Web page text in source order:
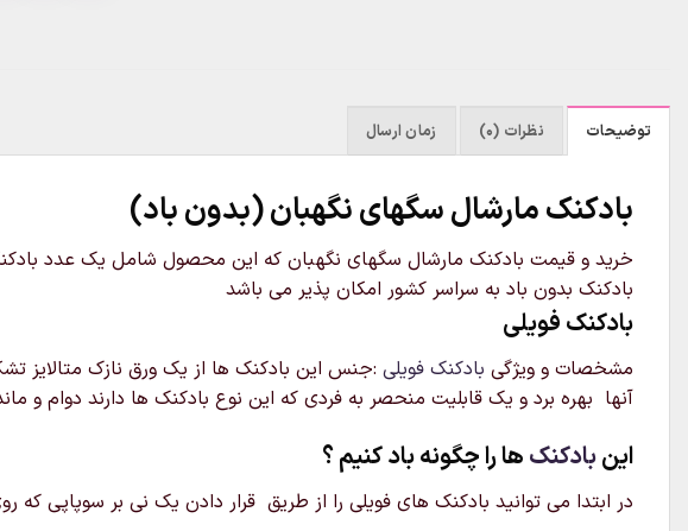
توضیحات نظرات (0) زمان ارسال
بادکنک مارشال سگهای نگهبان (بدون باد)
بادکنک بدون باد به سراسر کشور امکان پذیر می باشد
بادکنک فویلی
مشخصات و ویژگی بادکنک فویلی :جنس این بادکنک ها از یک ورق نازک متالایز
آنها بهره برد و یک قابلیت منحصر به فردی که این نوع بادکنک ها دارند دوام و
اینبادکنک ها را چگونه باد کنیم ؟
در ابتدا می توانید بادکنک های فویلی را از طریق قرار دادن یک نی بر سوپاپی